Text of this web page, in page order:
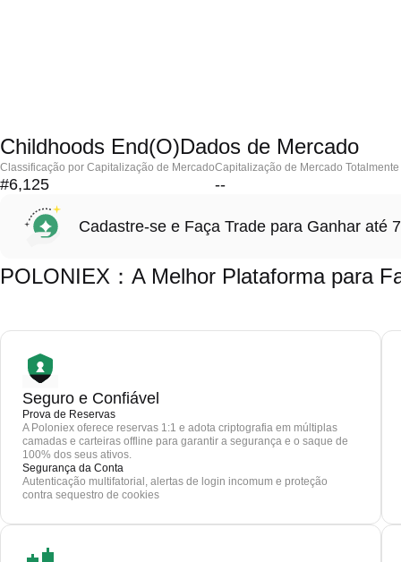
Childhoods End(O)Dados de Mercado
Classificação por Capitalização de Mercado
#6,125
Capitalização de Mercado
--
Cadastre-se e Faça Trade para Ganhar até
POLONIEX：A Melhor Plataforma para
Seguro e Confiável
Prova de Reservas
A Poloniex oferece reservas 1:1 e adota criptografia em múltiplas
camadas e carteiras offline para garantir a segurança e o saque de
100% dos seus ativos.
Segurança da Conta
Autenticação multifatorial, alertas de login incomum e proteção
contra sequestro de cookies